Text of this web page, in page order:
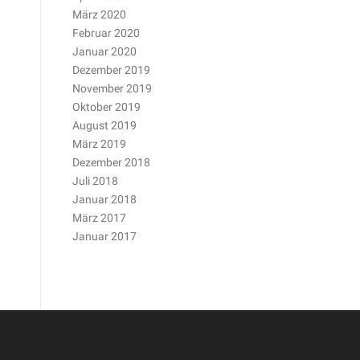
März 2020
Februar 2020
Januar 2020
Dezember 2019
November 2019
Oktober 2019
August 2019
März 2019
Dezember 2018
Juli 2018
Januar 2018
März 2017
Januar 2017